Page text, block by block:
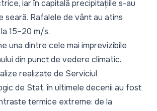
iar în capitală precipitațiile s-au
seară. Rafalele de vânt au atins
15–20 m/s.
una dintre cele mai imprevizibile
din punct de vedere climatic.
realizate de Serviciul
de Stat, în ultimele decenii au fost
termice extreme: de la